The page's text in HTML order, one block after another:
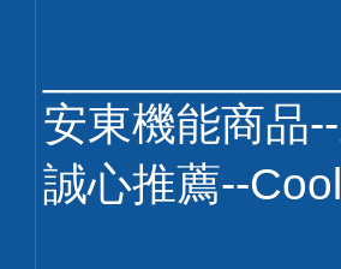
安東機能商品
誠心推薦--